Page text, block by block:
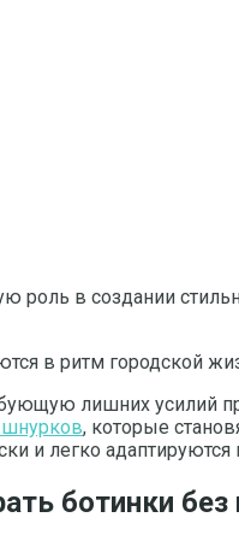
роль в создании
в ритм городской
лишних усилий
шнурков, которые
и легко адаптируются
ботинки без